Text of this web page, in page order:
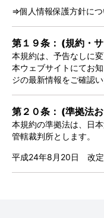
⇒個人情報保護方針につ
第１９条： (規約・
本規約は、予告なしに
本ウェブサイトにてお
ジの最新情報をご確認
第２０条： (準拠法
本規約の準拠法は、日
管轄裁判所とします。
平成24年8月20日 改定